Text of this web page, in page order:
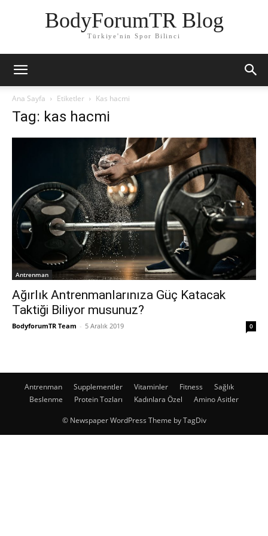
BodyForumTR Blog
Türkiye'nin Spor Bilinci
Ana Sayfa Etiketler Kas hacmi
Tag: kas hacmi
Antrenman
Ağırlık Antrenmanlarınıza Güç Katacak
Taktiği Biliyor musunuz?
BodyforumTR Team - 5 Aralık 2019 0
Antrenman Supplementler Vitaminler Fitness
Sağlık
Beslenme
Protein Tozları Kadınlara Özel Amino Asitler
© Newspaper WordPress Theme by TagDiv